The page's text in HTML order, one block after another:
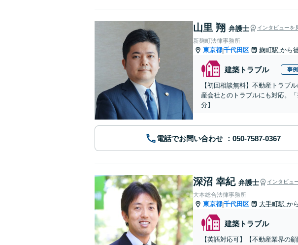
山里 翔 弁護士 インタビューを
新麹町法律事務所
東京都|千代田区 麹町駅 から
建築トラブル 事
【初回相談無料】不動産トラブ
産会社とのトラブルにも対応。
分】
電話でお問い合わせ
深沼 幸紀 弁護士 インタビュ
大本総合法律事務所
東京都|千代田区 大手町駅 か
建築トラブル
【英語対応可】【不動産業界の